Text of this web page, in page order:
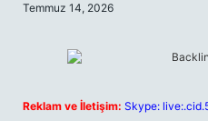
Temmuz 14, 2026
Reklam ve İletişim: Skype: